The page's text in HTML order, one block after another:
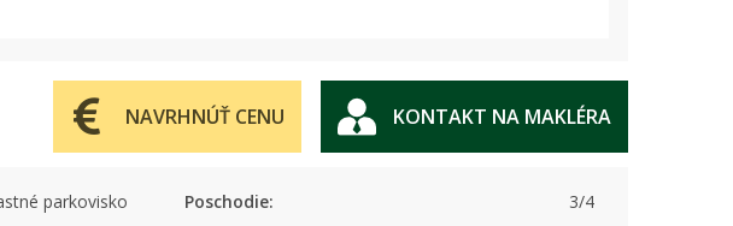
NAVRHNÚŤ CENU KONTAKT NA MAKLÉRA
parkovisko
Poschodie:
3/4